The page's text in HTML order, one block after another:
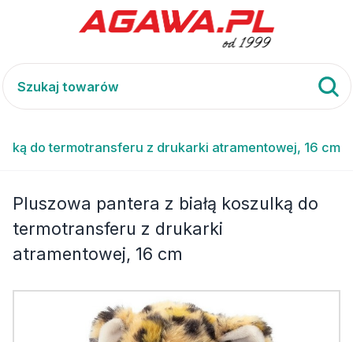
do termotransferu z drukarki atramentowej, 16 cm
Pluszowa pantera z białą koszulką do
termotransferu z drukarki
atramentowej, 16 cm